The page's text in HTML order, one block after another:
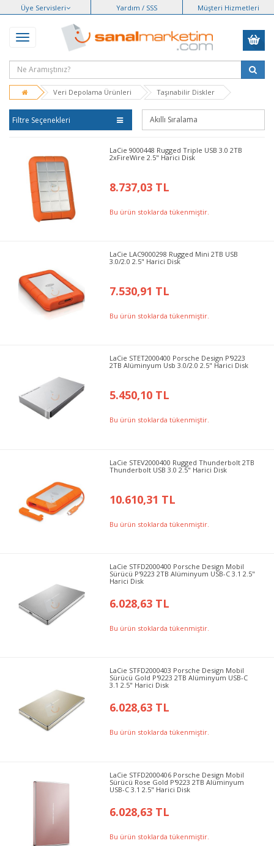
Üye Servisleri Yardım / SSS Müşteri Hizmetleri
Veri Depolama Ürünleri Taşınabilir Diskler
Filtre Seçenekleri
LaCie 9000448 Rugged Triple USB 3.0 2TB
2xFireWire 2.5" Harici Disk
8.737,03 TL
Bu ürün stoklarda tükenmiştir.
LaCie LAC9000298 Rugged Mini 2TB USB
3.0/2.0 2.5" Harici Disk
7.530,91 TL
Bu ürün stoklarda tükenmiştir.
LaCie STET2000400 Porsche Design P'9223
2TB Alüminyum Usb 3.0/2.0 2.5" Harici Disk
5.450,10 TL
Bu ürün stoklarda tükenmiştir.
LaCie STEV2000400 Rugged Thunderbolt 2TB
Thunderbolt USB 3.0 2.5" Harici Disk
10.610,31 TL
Bu ürün stoklarda tükenmiştir.
LaCie STFD2000400 Porsche Design Mobil
Sürücü P'9223 2TB Alüminyum USB-C 3.1 2.5"
Harici Disk
6.028,63 TL
Bu ürün stoklarda tükenmiştir.
LaCie STFD2000403 Porsche Design Mobil
Sürücü Gold P'9223 2TB Alüminyum USB-C
3.1 2.5" Harici Disk
6.028,63 TL
Bu ürün stoklarda tükenmiştir.
LaCie STFD2000406 Porsche Design Mobil
Sürücü Rose Gold P'9223 2TB Alüminyum
USB-C 3.1 2.5" Harici Disk
6.028,63 TL
Bu ürün stoklarda tükenmiştir.